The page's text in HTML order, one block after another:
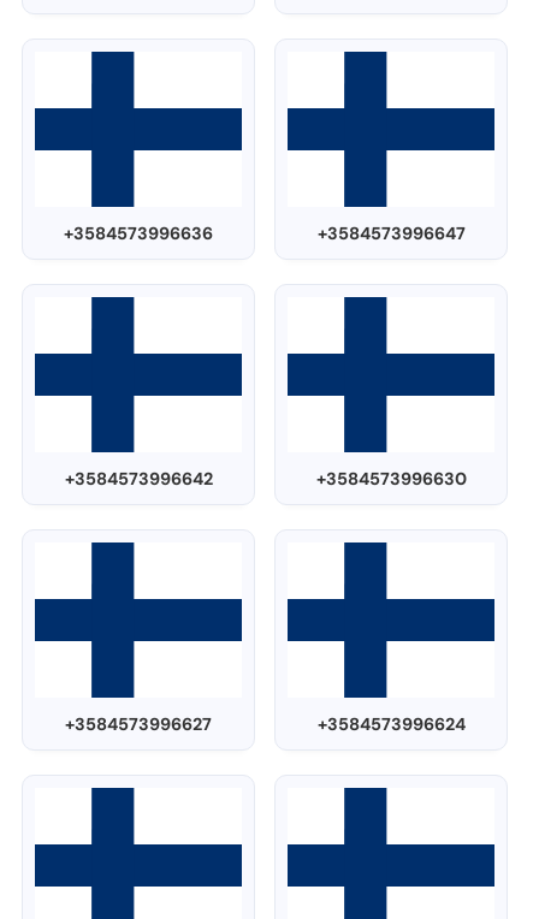
+3584573996636 +3584573996647
+3584573996642 +3584573996630
+3584573996627 +3584573996624